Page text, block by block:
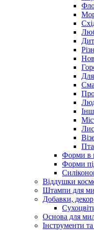
Форми в
Форми
Віддушки
Штампи для
Добавки, декор
Основа для
Інструменти